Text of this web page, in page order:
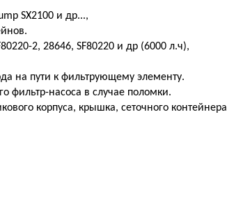
SX2100 и др...,
2, 28646, SF80220 и др (6000 л.ч),
на пути к фильтрующему элементу.
фильтр-насоса в случае поломки.
корпуса, крышка, сеточного контейнера